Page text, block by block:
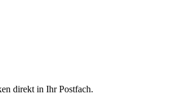
direkt in Ihr Postfach.